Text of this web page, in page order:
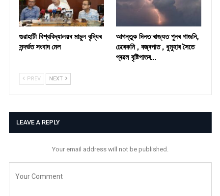
গুৱাহাটী বিশ্ববিদ্যালয়ৰ মাচুল বৃদ্ধিৰ
সন্দৰ্ভত সংবাদ মেল
আগন্তুক দিনত ৰাজ্যত পুনৰ গাজনি,
ঢেৰেকনি , বজ্ৰপাত , ধুমুহাৰ সৈতে
প্ৰৱল বৃষ্টিপাতৰ…
PREV NEXT
LEAVE A REPLY
Your email address will not be published.